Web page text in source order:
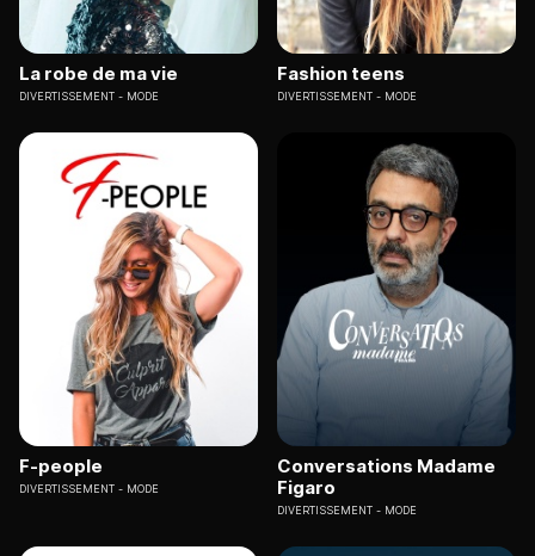
La robe de ma vie
DIVERTISSEMENT MODE
Fashion teens
DIVERTISSEMENT MODE
F-people
DIVERTISSEMENT MODE
Conversations Madame
Figaro
DIVERTISSEMENT MODE